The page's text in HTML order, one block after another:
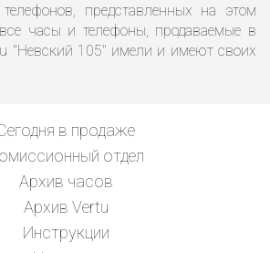
представленных на этом
часы и телефоны, продаваемые в
"Невский 105" имели и имеют своих
в продаже
отдел
Архив часов
Архив Vertu
Инструкции